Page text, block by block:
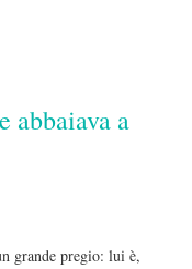
abbaiava a
grande pregio: lui è,